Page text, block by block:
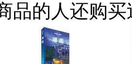
品的人还购买